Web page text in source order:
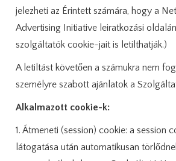
jelezheti az Érintett számára, hogy a
Advertising Initiative leiratkozási
szolgáltatók cookie-jait is letilthatják.)
A letiltást követően a számukra nem
személyre szabott ajánlatok a
Alkalmazott cookie-k:
1. Átmeneti (session) cookie: a session
látogatása után automatikusan